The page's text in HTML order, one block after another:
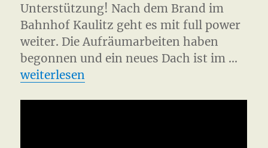
Unterstützung! Nach dem Brand im
Bahnhof Kaulitz geht es mit full power
weiter. Die Aufräumarbeiten haben
begonnen und ein neues Dach ist im …
„Bahnhof Kaulitz – Support Dub Station“
weiterlesen